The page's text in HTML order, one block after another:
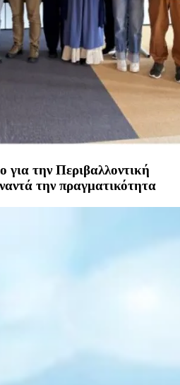
για την Περιβαλλοντική
την πραγματικότητα